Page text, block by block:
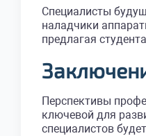
Специалисты
наладчики
предлагая
Перспективы
ключевой для
специалистов